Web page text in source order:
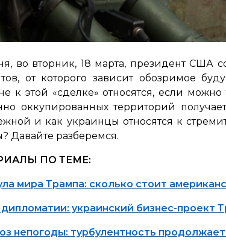
во вторник, 18 марта, президент США
от которого зависит обозримое
к этой «сделке» относятся, если
оккупированных территорий
и как украинцы относятся к
Давайте разберемся.
ПО ТЕМЕ:
мира Трампа: сколько стоит
украинский бизнес-проект
непогоды: турбулентность